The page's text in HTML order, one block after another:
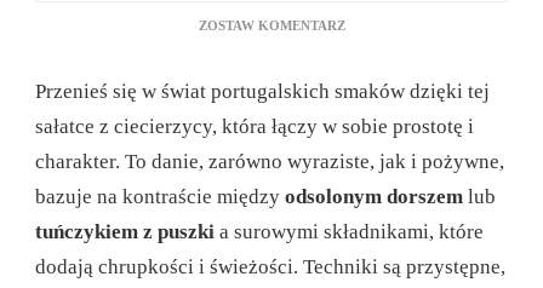
ZOSTAW KOMENTARZDO
Z
CIECIERZYCY:
KOMPLETNY
PRZEWODNIK
OPANOWANIU
TEJ
POTRAWY
Przenieś się w świat portugalskich smaków dzięki tej
sałatce z ciecierzycy, która łączy w sobie prostotę i
charakter. To danie, zarówno wyraziste, jak i pożywne,
bazuje na kontraście między odsolonym dorszem lub
tuńczykiem z puszki a surowymi składnikami, które
dodają chrupkości i świeżości. Techniki są przystępne,